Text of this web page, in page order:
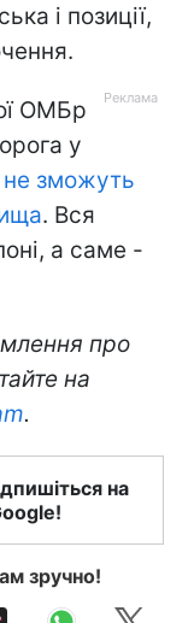
і позиції,
ОМБр
у
не зможуть
. Вся
а саме -
про
на
.
на
зручно!